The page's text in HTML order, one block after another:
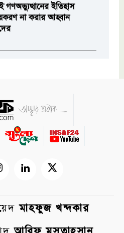
গণঅভ্যুত্থানের ইতিহাস
না করার আহ্বান
মাহফুজ খন্দকার